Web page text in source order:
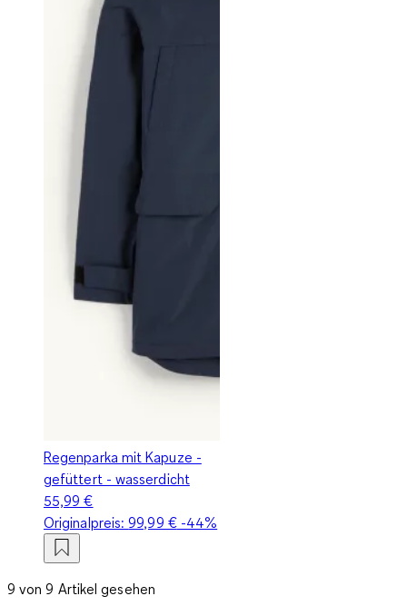
Regenparka mit Kapuze -
gefüttert - wasserdicht
55,99 €
Originalpreis:99,99 €-44%
9 von 9 Artikel gesehen